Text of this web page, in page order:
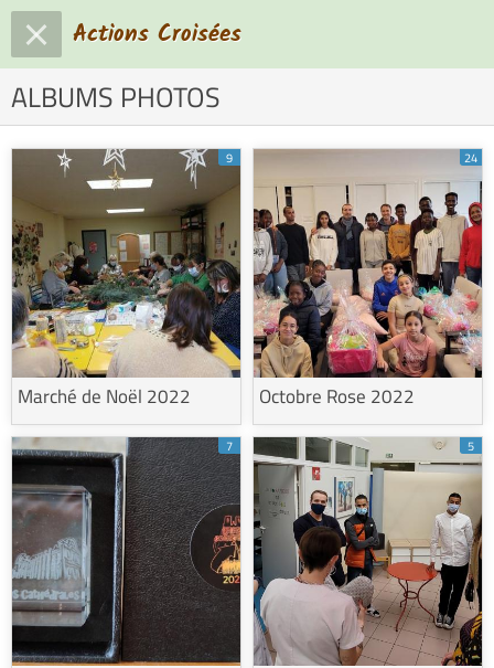
Actions Croisées
ALBUMS PHOTOS
9
Marché de Noël 2022
24
Octobre Rose 2022
7 5